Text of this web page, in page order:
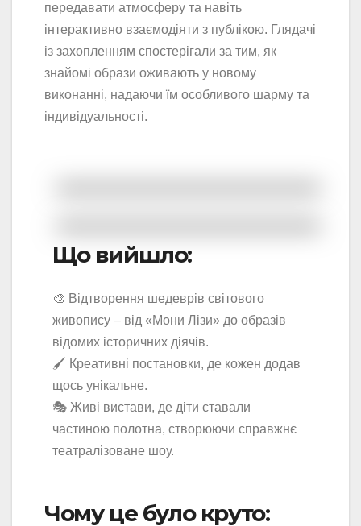
передавати атмосферу та навіть
інтерактивно взаємодіяти з публікою. Глядачі
із захопленням спостерігали за тим, як
знайомі образи оживають у новому
виконанні, надаючи їм особливого шарму та
індивідуальності.
Що вийшло:
🎨 Відтворення шедеврів світового
живопису – від «Мони Лізи» до образів
відомих історичних діячів.
🖌️ Креативні постановки, де кожен додав
щось унікальне.
🎭 Живі вистави, де діти ставали
частиною полотна, створюючи справжнє
театралізоване шоу.
Чому це було круто: